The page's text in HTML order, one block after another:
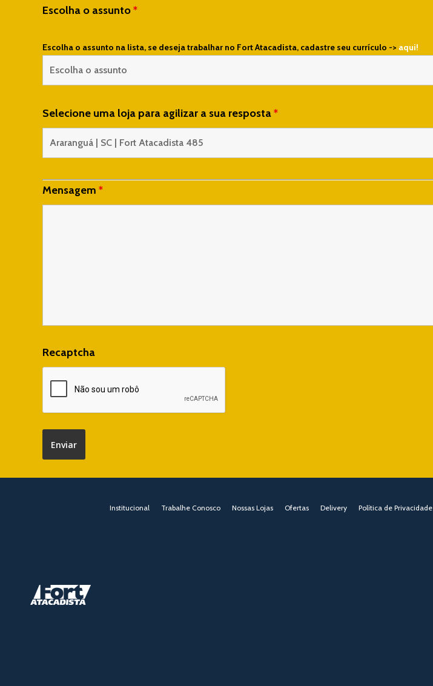
Escolha o assunto*
Escolha o assunto na lista, se deseja trabalhar no Fort Atacadista, cadastre seu currículo -> aqui!
Selecione uma loja para agilizar a sua resposta*
Mensagem *
Recaptcha
Institucional Trabalhe Conosco Nossas Lojas Ofertas Delivery Política de Privacidade